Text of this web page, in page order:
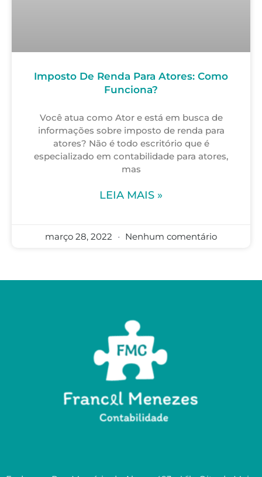
Imposto De Renda Para Atores: Como
Funciona?
Você atua como Ator e está em busca de
informações sobre imposto de renda para
atores? Não é todo escritório que é
especializado em contabilidade para atores,
mas
LEIA MAIS »
março 28, 2022 Nenhum comentário